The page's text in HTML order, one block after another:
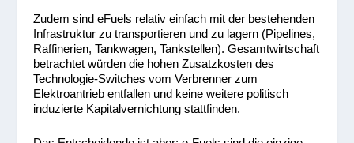
Zudem sind eFuels relativ einfach mit der bestehenden
Infrastruktur zu transportieren und zu lagern (Pipelines,
Raffinerien, Tankwagen, Tankstellen). Gesamtwirtschaft
betrachtet würden die hohen Zusatzkosten des
Technologie-Switches vom Verbrenner zum
Elektroantrieb entfallen und keine weitere politisch
induzierte Kapitalvernichtung stattfinden.